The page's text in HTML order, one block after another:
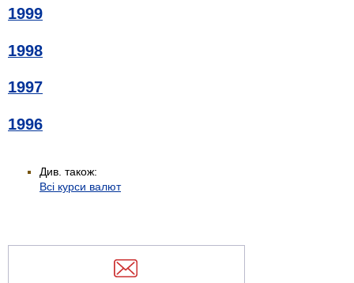
1999
1998
1997
1996
Див. також:
Всі курси валют